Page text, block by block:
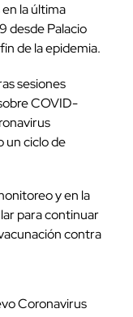
la última
desde Palacio
de la epidemia.
sesiones
COVID-
un ciclo de
y en la
para continuar
contra
Coronavirus